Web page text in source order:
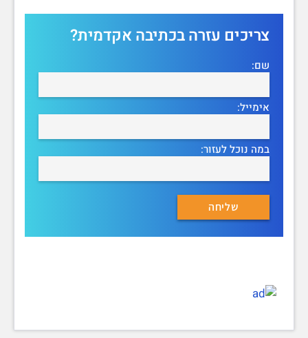
צריכים עזרה בכתיבה אקדמית?
שם:
אימייל:
במה נוכל לעזור: